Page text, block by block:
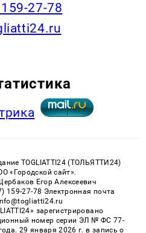
27-78
TOGLIATTI24 (ТОЛЬЯТТИ24)
«Городской сайт».
Егор Алексеевич
159-27-78 Электронная почта
зарегистрировано
номер серии ЭЛ № ФС 77-
29 января 2026 г. в запись о